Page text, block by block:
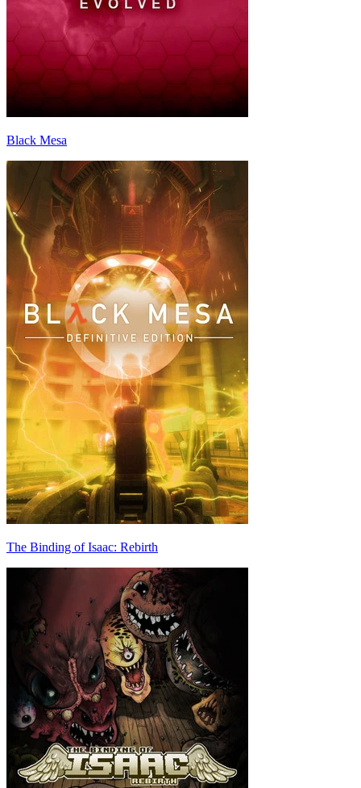
Black Mesa
The Binding of Isaac: Rebirth